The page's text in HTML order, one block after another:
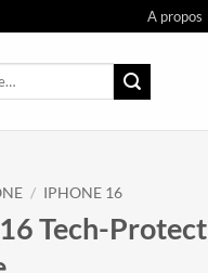
A propos
/ IPHONE 16
Tech-Protect